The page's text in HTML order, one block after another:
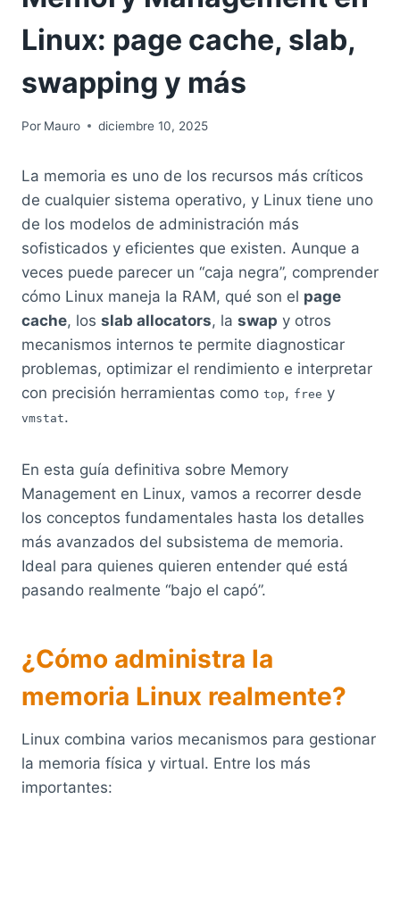
Linux: page cache, slab,
swapping y más
Por Mauro diciembre 10, 2025
La memoria es uno de los recursos más críticos
de cualquier sistema operativo, y Linux tiene uno
de los modelos de administración más
sofisticados y eficientes que existen. Aunque a
veces puede parecer un “caja negra”, comprender
cómo Linux maneja la RAM, qué son el page
cache, los slab allocators, la swap y otros
mecanismos internos te permite diagnosticar
problemas, optimizar el rendimiento e interpretar
con precisión herramientas como top , free y
vmstat.
En esta guía definitiva sobre Memory
Management en Linux, vamos a recorrer desde
los conceptos fundamentales hasta los detalles
más avanzados del subsistema de memoria.
Ideal para quienes quieren entender qué está
pasando realmente “bajo el capó”.
¿Cómo administra la
memoria Linux realmente?
Linux combina varios mecanismos para gestionar
la memoria física y virtual. Entre los más
importantes: